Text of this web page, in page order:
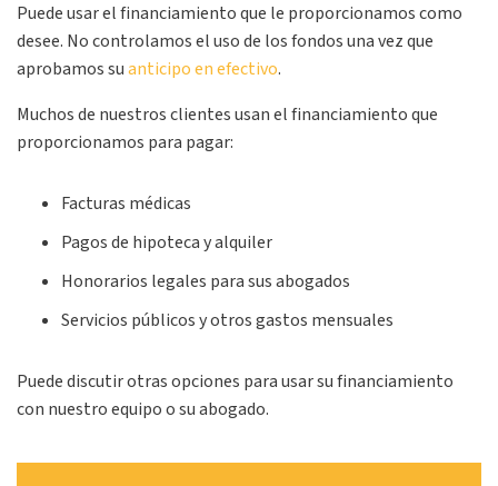
Puede usar el financiamiento que le proporcionamos como
desee. No controlamos el uso de los fondos una vez que
aprobamos suanticipo en efectivo.
Muchos de nuestros clientes usan el financiamiento que
proporcionamos para pagar:
Facturas médicas
Pagos de hipoteca y alquiler
Honorarios legales para sus abogados
Servicios públicos y otros gastos mensuales
Puede discutir otras opciones para usar su financiamiento
con nuestro equipo o su abogado.